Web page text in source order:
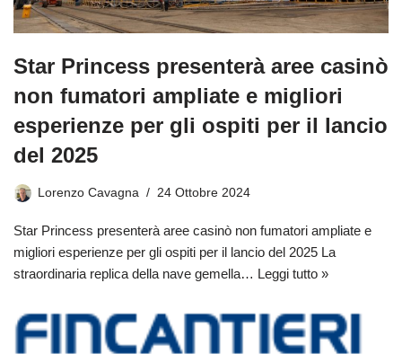
Star Princess presenterà aree casinò
non fumatori ampliate e migliori
esperienze per gli ospiti per il lancio
del 2025
Lorenzo Cavagna 24 Ottobre 2024
Star Princess presenterà aree casinò non fumatori ampliate e
migliori esperienze per gli ospiti per il lancio del 2025 La
straordinaria replica della nave gemella… Leggi tutto »